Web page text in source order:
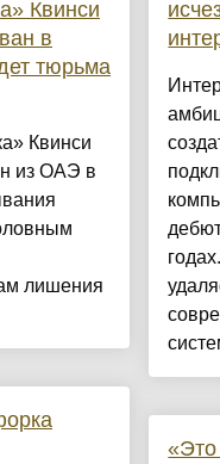
Квинси
в
тюрьма
Квинси
из ОАЭ в
лишения